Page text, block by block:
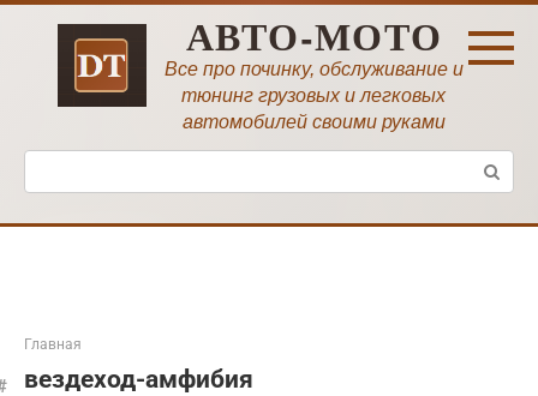
Перейти
АВТО-МОТО
Все про починку, обслуживание и
тюнинг грузовых и легковых
автомобилей своими руками
Поиск:
Главная
вездеход-амфибия